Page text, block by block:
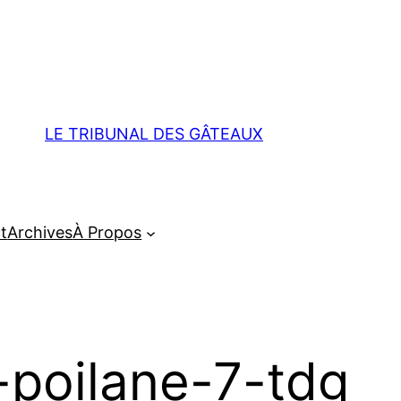
LE TRIBUNAL DES GÂTEAUX
ArchivesÀ Propos
7-tdg